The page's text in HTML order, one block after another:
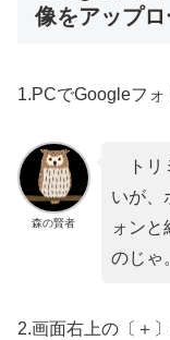
像をアップ
1.PCでGoogleフォ
森の賢者
トリ
いが、
ォンと
のじゃ
2.画面右上の〔＋〕